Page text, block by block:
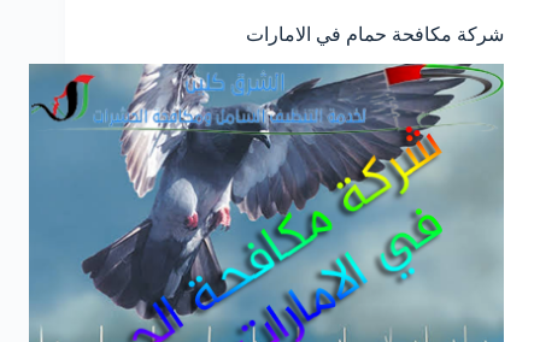
شركة مكافحة حمام في الامارات